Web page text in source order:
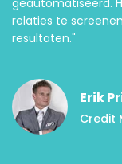
geautomatiseerd.
relaties te
resultaten."
Erik
Credit